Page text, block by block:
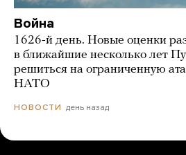
Война
1626-й день. Новые оценки
в ближайшие несколько лет
решиться на ограниченную
НАТО
НОВОСТИ день назад